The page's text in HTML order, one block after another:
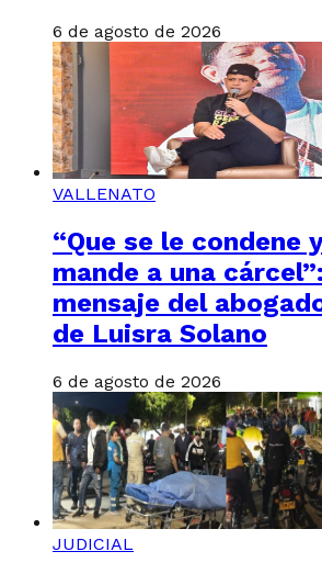
6 de agosto de 2026
VALLENATO
“Que se le condene
mande a una
mensaje del
de Luisra Solano
6 de agosto de 2026
JUDICIAL